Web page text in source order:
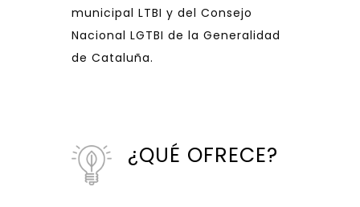
municipal LTBI y del Consejo
Nacional LGTBI de la Generalidad
de Cataluña.
¿QUÉ OFRECE?